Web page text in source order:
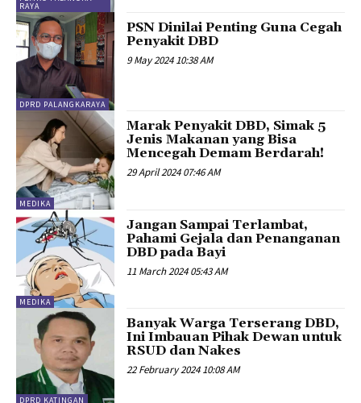
RAYA
DPRD PALANGKARAYA
PSN Dinilai Penting Guna Cegah
Penyakit DBD
9 May 2024 10:38 AM
MEDIKA
Marak Penyakit DBD, Simak 5
Jenis Makanan yang Bisa
Mencegah Demam Berdarah!
29 April 2024 07:46 AM
MEDIKA
Jangan Sampai Terlambat,
Pahami Gejala dan Penanganan
DBD pada Bayi
11 March 2024 05:43 AM
DPRD KATINGAN
Banyak Warga Terserang DBD,
Ini Imbauan Pihak Dewan untuk
RSUD dan Nakes
22 February 2024 10:08 AM